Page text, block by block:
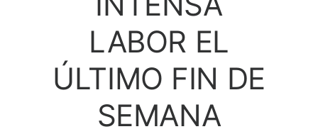
LABOR EL
ÚLTIMO FIN DE
SEMANA